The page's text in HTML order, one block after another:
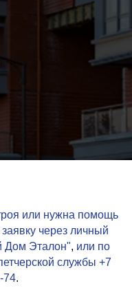
или нужна помощь
через личный
Дом Эталон", или по
службы +7
74.